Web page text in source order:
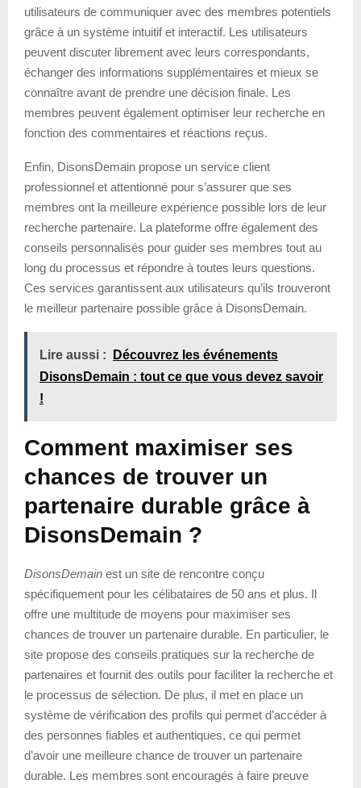
utilisateurs de communiquer avec des membres potentiels
grâce à un système intuitif et interactif. Les utilisateurs
peuvent discuter librement avec leurs correspondants,
échanger des informations supplémentaires et mieux se
connaître avant de prendre une décision finale. Les
membres peuvent également optimiser leur recherche en
fonction des commentaires et réactions reçus.
Enfin, DisonsDemain propose un service client
professionnel et attentionné pour s’assurer que ses
membres ont la meilleure expérience possible lors de leur
recherche partenaire. La plateforme offre également des
conseils personnalisés pour guider ses membres tout au
long du processus et répondre à toutes leurs questions.
Ces services garantissent aux utilisateurs qu’ils trouveront
le meilleur partenaire possible grâce à DisonsDemain.
Lire aussi :
Découvrez les événements
DisonsDemain : tout ce que vous devez savoir
!
Comment maximiser ses
chances de trouver un
partenaire durable grâce à
DisonsDemain ?
DisonsDemain est un site de rencontre conçu
spécifiquement pour les célibataires de 50 ans et plus. Il
offre une multitude de moyens pour maximiser ses
chances de trouver un partenaire durable. En particulier, le
site propose des conseils pratiques sur la recherche de
partenaires et fournit des outils pour faciliter la recherche et
le processus de sélection. De plus, il met en place un
système de vérification des profils qui permet d’accéder à
des personnes fiables et authentiques, ce qui permet
d’avoir une meilleure chance de trouver un partenaire
durable. Les membres sont encouragés à faire preuve